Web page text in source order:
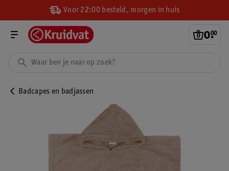
Voor 22:00 besteld, morgen in huis
0.
00
Badcapes en badjassen